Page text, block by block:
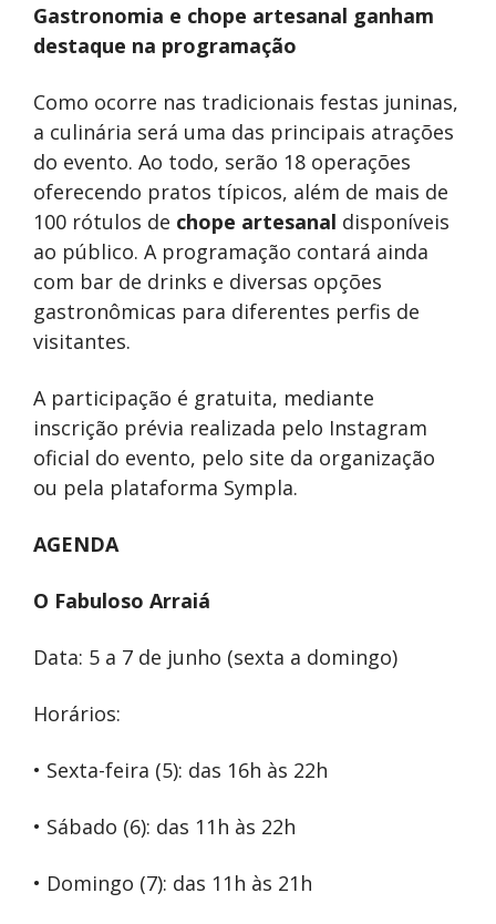
Gastronomia e chope artesanal ganham
destaque na programação
Como ocorre nas tradicionais festas juninas,
a culinária será uma das principais atrações
do evento. Ao todo, serão 18 operações
oferecendo pratos típicos, além de mais de
100 rótulos de chope artesanal disponíveis
ao público. A programação contará ainda
com bar de drinks e diversas opções
gastronômicas para diferentes perfis de
visitantes.
A participação é gratuita, mediante
inscrição prévia realizada pelo Instagram
oficial do evento, pelo site da organização
ou pela plataforma Sympla.
AGENDA
O Fabuloso Arraiá
Data: 5 a 7 de junho (sexta a domingo)
Horários:
• Sexta-feira (5): das 16h às 22h
• Sábado (6): das 11h às 22h
• Domingo (7): das 11h às 21h